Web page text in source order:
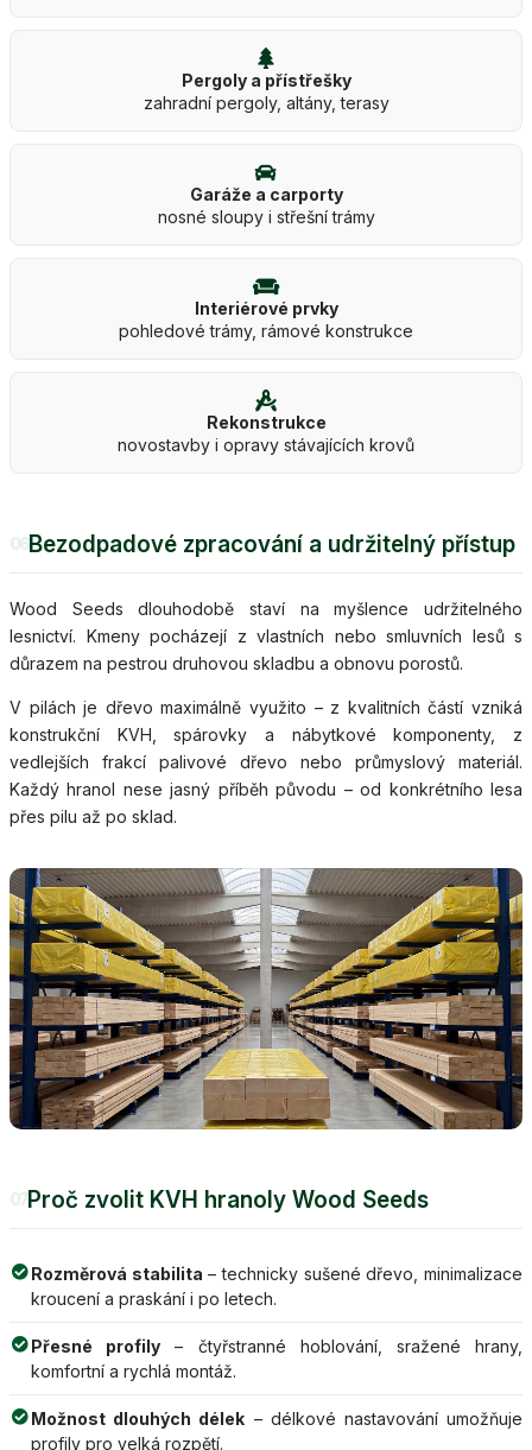
Pergoly a přístřešky
zahradní pergoly, altány, terasy
Garáže a carporty
nosné sloupy i střešní trámy
Interiérové prvky
pohledové trámy, rámové konstrukce
Rekonstrukce
novostavby i opravy stávajících krovů
06Bezodpadové zpracování a udržitelný přístup
Wood Seeds dlouhodobě staví na myšlence udržitelného
lesnictví. Kmeny pocházejí z vlastních nebo smluvních lesů s
důrazem na pestrou druhovou skladbu a obnovu porostů.
V pilách je dřevo maximálně využito – z kvalitních částí vzniká
konstrukční KVH, spárovky a nábytkové komponenty, z
vedlejších frakcí palivové dřevo nebo průmyslový materiál.
Každý hranol nese jasný příběh původu – od konkrétního lesa
přes pilu až po sklad.
07Proč zvolit KVH hranoly Wood Seeds
Rozměrová stabilita – technicky sušené dřevo, minimalizace
kroucení a praskání i po letech.
Přesné profily – čtyřstranné hoblování, sražené hrany,
komfortní a rychlá montáž.
Možnost dlouhých délek – délkové nastavování umožňuje
profily pro velká rozpětí.